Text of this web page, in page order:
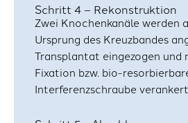
Schritt 4 – Rekonstruktion
Zwei Knochenkanäle werden
Ursprung des Kreuzbandes
Transplantat eingezogen
Fixation bzw. bio-
Interferenzschraube